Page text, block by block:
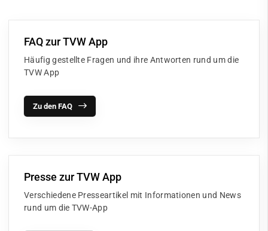
FAQ zur TVW App
Häufig gestellte Fragen und ihre Antworten rund um die
TVW App
Zu den FAQ
Presse zur TVW App
Verschiedene Presseartikel mit Informationen und News
rund um die TVW-App